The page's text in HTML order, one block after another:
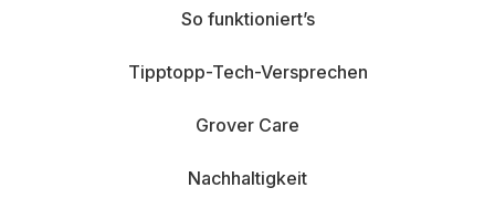
So funktioniert’s
Tipptopp-Tech-Versprechen
Grover Care
Nachhaltigkeit